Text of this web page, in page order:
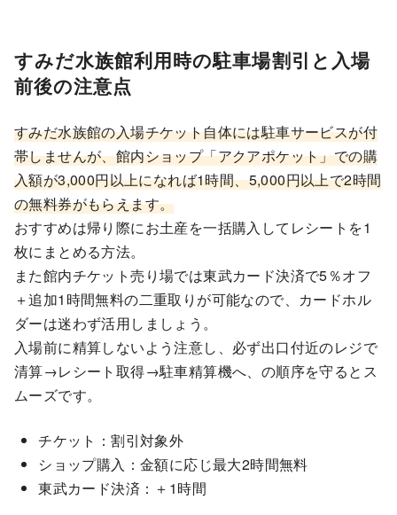
すみだ水族館利用時の駐車場割引と入場
前後の注意点
すみだ水族館の入場チケット自体には駐車サービスが付
帯しませんが、館内ショップ「アクアポケット」での購
入額が3,000円以上になれば1時間、5,000円以上で2時間
の無料券がもらえます。
おすすめは帰り際にお土産を一括購入してレシートを1
枚にまとめる方法。
また館内チケット売り場では東武カード決済で5％オフ
＋追加1時間無料の二重取りが可能なので、カードホル
ダーは迷わず活用しましょう。
入場前に精算しないよう注意し、必ず出口付近のレジで
清算→レシート取得→駐車精算機へ、の順序を守るとス
ムーズです。
チケット：割引対象外
ショップ購入：金額に応じ最大2時間無料
東武カード決済：＋1時間